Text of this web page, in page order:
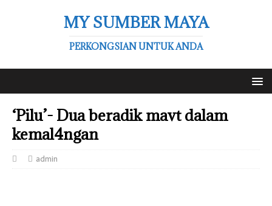
MY SUMBER MAYA
PERKONGSIAN UNTUK ANDA
‘Pilu’- Dua beradik mavt dalam
kemal4ngan
admin